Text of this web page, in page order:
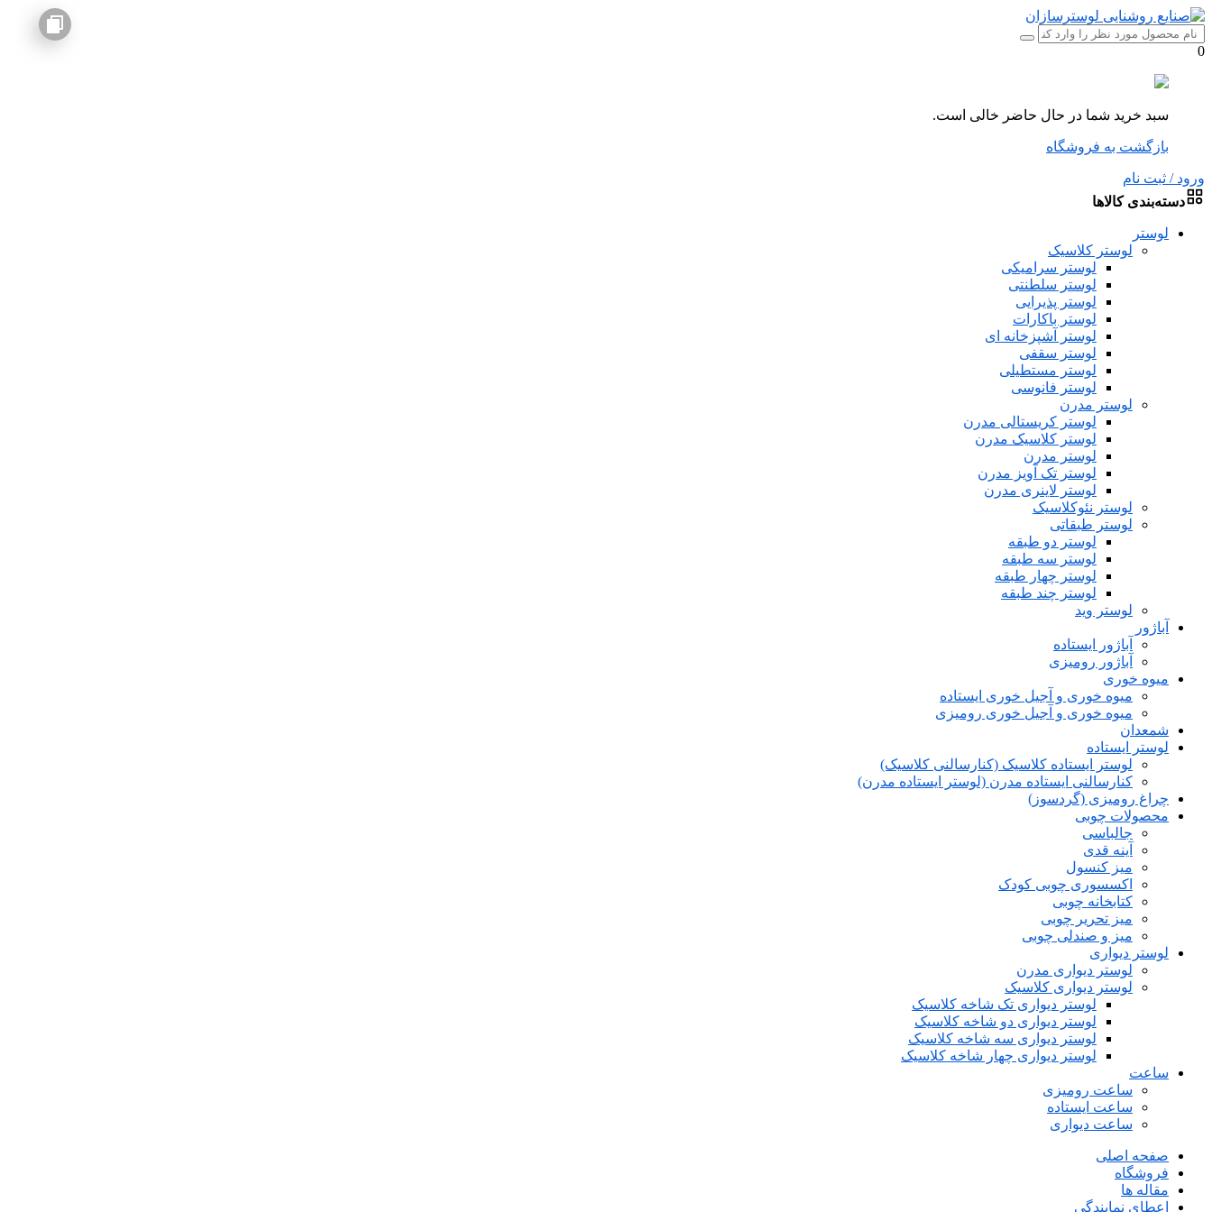
0
سبد خرید شما در حال حاضر خالی است.
بازگشت به فروشگاه
ورود / ثبت نام
دسته‌بندی کالاها
لوستر
لوستر کلاسیک
لوستر سرامیکی
لوستر سلطنتی
لوستر پذیرایی
لوستر باکارات
لوستر آشپزخانه ای
لوستر سقفی
لوستر مستطیلی
لوستر فانوسی
لوستر مدرن
لوستر کریستالی مدرن
لوستر کلاسیک مدرن
لوستر مدرن
لوستر تک آویز مدرن
لوستر لاینری مدرن
لوستر نئوکلاسیک
لوستر طبقاتی
لوستر دو طبقه
لوستر سه طبقه
لوستر چهار طبقه
لوستر چند طبقه
لوستر وید
آباژور
آباژور ایستاده
آباژور رومیزی
میوه خوری
میوه خوری و آجیل خوری ایستاده
میوه خوری و آجیل خوری رومیزی
شمعدان
لوستر ایستاده
لوستر ایستاده کلاسیک (کنارسالنی کلاسیک)
کنارسالنی ایستاده مدرن (لوستر ایستاده مدرن)
چراغ رومیزی (گردسوز)
محصولات چوبی
جالباسی
آینه قدی
میز کنسول
اکسسوری چوبی کودک
کتابخانه چوبی
میز تحریر چوبی
میز و صندلی چوبی
لوستر دیواری
لوستر دیواری مدرن
لوستر دیواری کلاسیک
لوستر دیواری تک شاخه کلاسیک
لوستر دیواری دو شاخه کلاسیک
لوستر دیواری سه شاخه کلاسیک
لوستر دیواری چهار شاخه کلاسیک
ساعت
ساعت رومیزی
ساعت ایستاده
ساعت دیواری
صفحه اصلی
فروشگاه
مقاله ها
اعطای نمایندگی